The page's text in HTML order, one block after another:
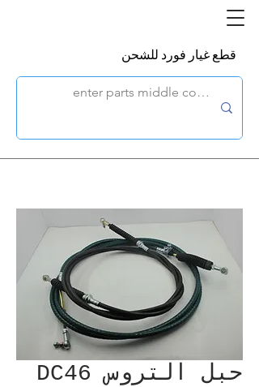
قطع غيار فورد للشحن
حبل التروس DC46